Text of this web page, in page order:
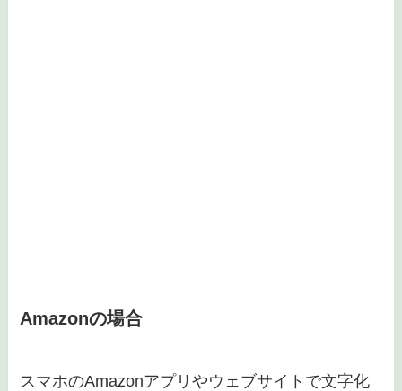
Amazonの場合
スマホのAmazonアプリやウェブサイトで文字化